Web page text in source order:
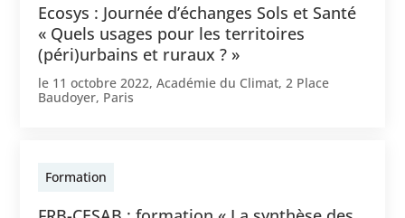
Ecosys : Journée d’échanges Sols et Santé
« Quels usages pour les territoires
(péri)urbains et ruraux ? »
le 11 octobre 2022,Académie du Climat, 2 Place
Baudoyer, Paris
Formation